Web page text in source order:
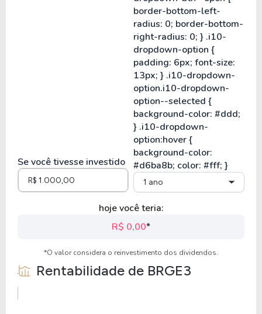
Se você tivesse investido
1 ano
hoje você teria:
R$ 0,00*
*O valor considera o reinvestimento dos dividendos.
Rentabilidade de BRGE3